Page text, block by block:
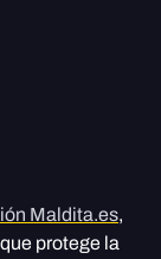
Maldita.es,
protege la